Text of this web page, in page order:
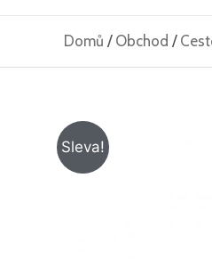
Domů / Obchod /
Sleva!